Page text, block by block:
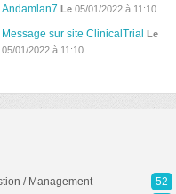
Andamlan7 Le05/01/2022 à 11:10
Message sur site ClinicalTrial Le
05/01/2022 à 11:10
/ Management
52